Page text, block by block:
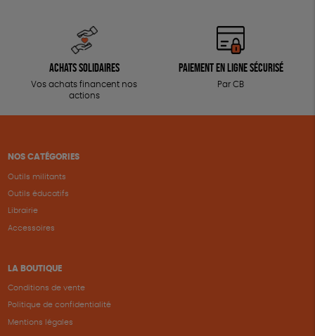
Achats solidaires
Vos achats financent nos
actions
Paiement en ligne sécurisé
Par CB
NOS CATÉGORIES
Outils militants
Outils éducatifs
Librairie
Accessoires
LA BOUTIQUE
Conditions de vente
Politique de confidentialité
Mentions légales